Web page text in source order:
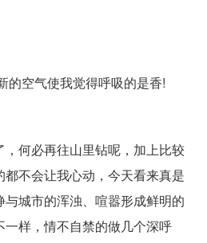
的空气使我觉得呼吸的是香!
何必再往山里钻呢，加上比较
不会让我心动，今天看来真是
城市的浑浊、喧嚣形成鲜明的
样，情不自禁的做几个深呼